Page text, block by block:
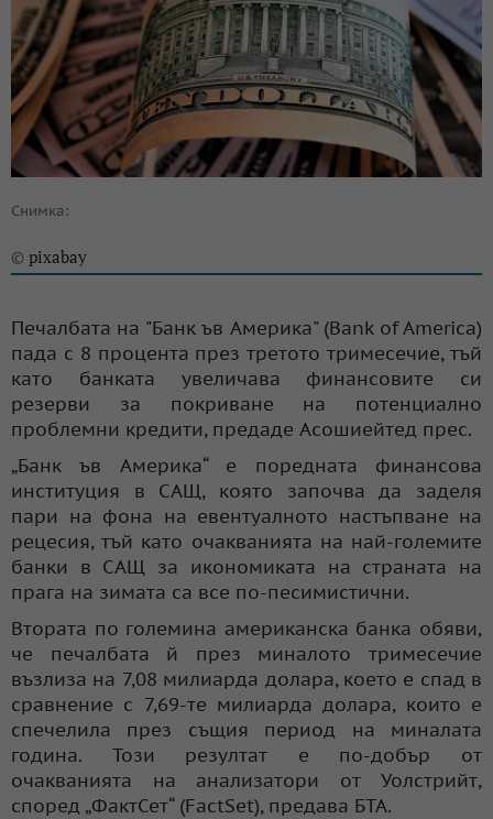
Снимка:
© pixabay
Печалбата на "Банк ъв Америка" (Bank of America)
пада с 8 процента през третото тримесечие, тъй
като банката увеличава финансовите си
резерви за покриване на потенциално
проблемни кредити, предаде Асошиейтед прес.
„Банк ъв Америка“ е поредната финансова
институция в САЩ, която започва да заделя
пари на фона на евентуалното настъпване на
рецесия, тъй като очакванията на най-големите
банки в САЩ за икономиката на страната на
прага на зимата са все по-песимистични.
Втората по големина американска банка обяви,
че печалбата й през миналото тримесечие
възлиза на 7,08 милиарда долара, което е спад в
сравнение с 7,69-те милиарда долара, които е
спечелила през същия период на миналата
година. Този резултат е по-добър от
очакванията на анализатори от Уолстрийт,
според „ФактСет“ (FactSet), предава БТА.